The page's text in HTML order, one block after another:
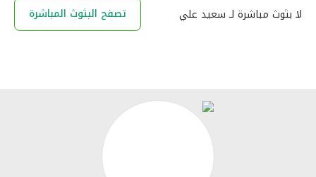
لا بثوث مباشرة لـ سعيد علي تصفح البثوث المباشرة